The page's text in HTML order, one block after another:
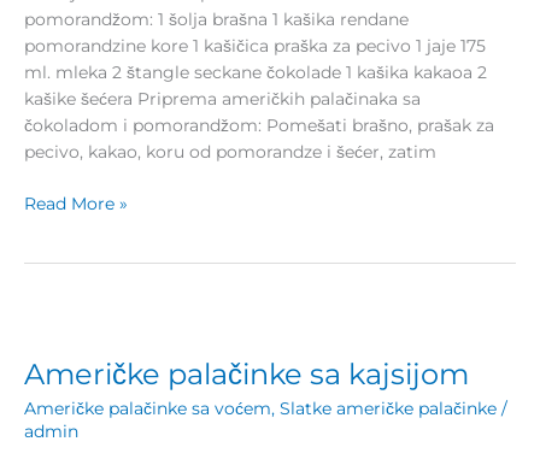
pomorandžom: 1 šolja brašna 1 kašika rendane
pomorandzine kore 1 kašičica praška za pecivo 1 jaje 175
ml. mleka 2 štangle seckane čokolade 1 kašika kakaoa 2
kašike šećera Priprema američkih palačinaka sa
čokoladom i pomorandžom: Pomešati brašno, prašak za
pecivo, kakao, koru od pomorandze i šećer, zatim
Read More »
Američke palačinke sa kajsijom
Američke palačinke sa voćem, Slatke američke palačinke /
admin
sa